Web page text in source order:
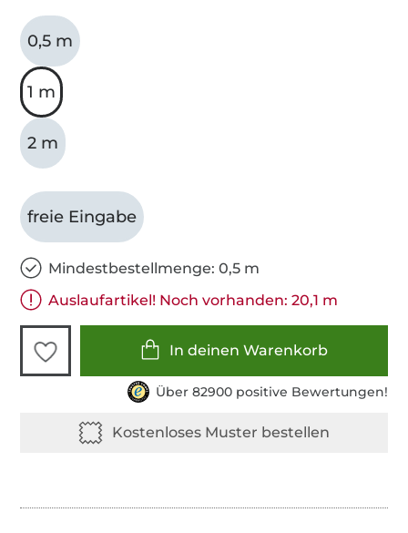
0,5 m
1 m
2 m
freie Eingabe
Mindestbestellmenge: 0,5 m
Auslaufartikel! Noch vorhanden: 20,1 m
In deinen Warenkorb
Über 82900 positive Bewertungen!